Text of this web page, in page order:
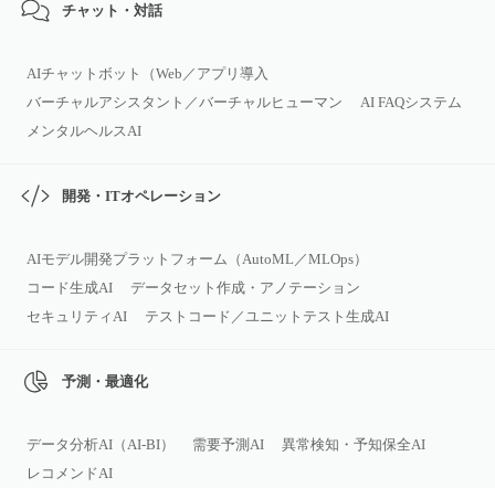
チャット・対話
AIチャットボット（Web／アプリ導入
バーチャルアシスタント／バーチャルヒューマン
AI FAQシステム
メンタルヘルスAI
開発・ITオペレーション
AIモデル開発プラットフォーム（AutoML／MLOps）
コード生成AI
データセット作成・アノテーション
セキュリティAI
テストコード／ユニットテスト生成AI
予測・最適化
データ分析AI（AI‑BI） 需要予測AI
異常検知・予知保全AI
レコメンドAI